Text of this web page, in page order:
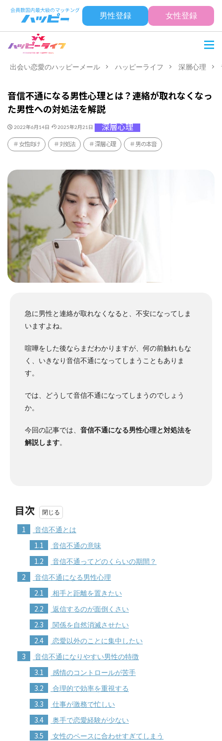
男性登録 女性登録
出会い恋愛のハッピーメール ハッピーライフ 深層心理
音信不通になる男性心理とは？連絡が取れなくなっ
た男性への対処法を解説
2022年6月14日 2025年2月21日 深層心理
女性向け 対処法 深層心理 男の本音
急に男性と連絡が取れなくなると、不安になってしま
いますよね。
喧嘩をした後ならまだわかりますが、何の前触れもな
く、いきなり音信不通になってしまうこともありま
す。
では、どうして音信不通になってしまうのでしょう
か。
今回の記事では、 音信不通になる男性心理と対処法を
解説します。
目次
1 音信不通とは
1.1 音信不通の意味
1.2 音信不通ってどのくらいの期間？
2 音信不通になる男性心理
2.1 相手と距離を置きたい
2.2 返信するのが面倒くさい
2.3 関係を自然消滅させたい
2.4 恋愛以外のことに集中したい
3 音信不通になりやすい男性の特徴
3.1 感情のコントロールが苦手
3.2 合理的で効率を重視する
3.3 仕事が激務で忙しい
3.4 奥手で恋愛経験が少ない
3.5 女性のペースに合わせすぎてしまう